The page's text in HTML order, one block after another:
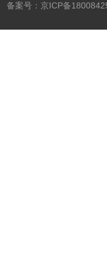
备案号： 京ICP备